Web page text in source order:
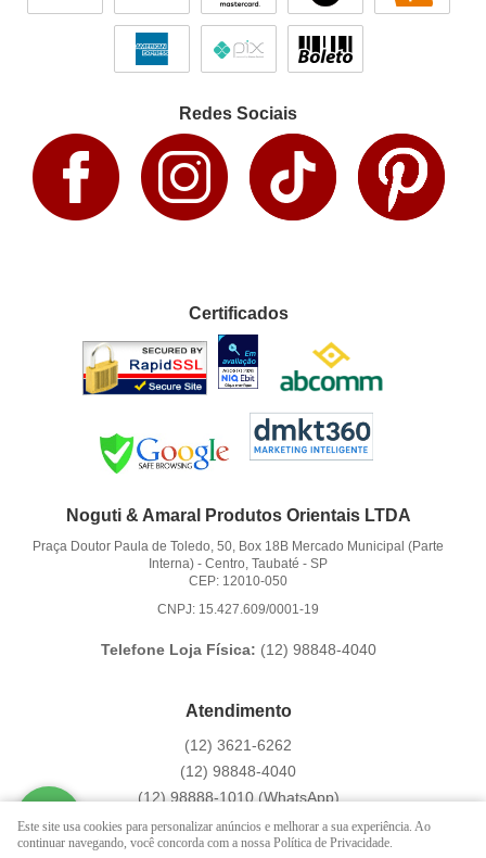
Redes Sociais
Certificados
Noguti & Amaral Produtos Orientais LTDA
Praça Doutor Paula de Toledo, 50, Box 18B Mercado Municipal (Parte
Interna) -Centro, Taubaté -SP
CEP: 12010-050
CNPJ: 15.427.609/0001-19
Telefone Loja Física: (12) 98848-4040
Atendimento
(12) 3621-6262
(12) 98848-4040
(12)98888-1010(WhatsApp)
Segunda a Sexta das 9:00h às 16:00h
contato@hachi8.com.br
Este site usa cookies para personalizar anúncios e melhorar a sua experiência. Ao
continuar navegando, você concorda com a nossa Política de Privacidade.